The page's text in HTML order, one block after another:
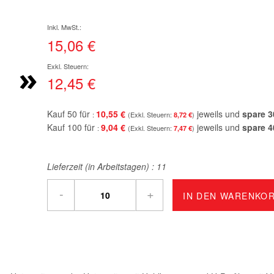
»
15,06 €
12,45 €
Kauf 50 für 10,55 € 8,72 € jeweils und spare
Kauf 100 für 9,04 € 7,47 € jeweils und spare
Lieferzeit (in Arbeitstagen) : 11
- + IN DEN